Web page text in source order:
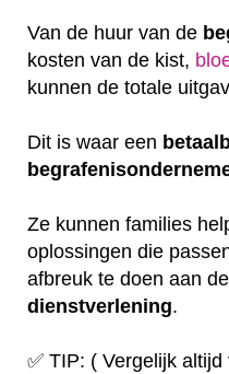
Van de huur van de
kosten van de kist,
kunnen de totale
Dit is waar een
Ze kunnen families
oplossingen die
afbreuk te doen aan de
dienstverlening.
✅ TIP: ( Vergelijk